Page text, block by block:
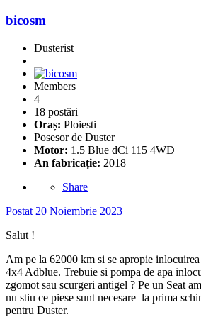
bicosm
Dusterist
Members
4
18 postări
Oraș: Ploiesti
Posesor de Duster
Motor: 1.5 Blue dCi 115 4WD
An fabricație: 2018
Share
Postat 20 Noiembrie 2023
Salut !
Am pe la 62000 km si se apropie
4x4 Adblue. Trebuie si pompa de apa
zgomot sau scurgeri antigel ? Pe un Seat
nu stiu ce piese sunt necesare la prima
pentru Duster.